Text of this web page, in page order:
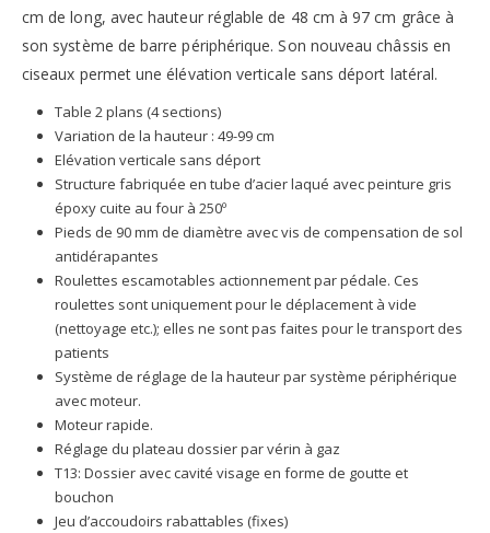
cm de long, avec hauteur réglable de 48 cm à 97 cm grâce à
son système de barre périphérique. Son nouveau châssis en
ciseaux permet une élévation verticale sans déport latéral.
Table 2 plans (4 sections)
Variation de la hauteur : 49-99 cm
Elévation verticale sans déport
Structure fabriquée en tube d’acier laqué avec peinture gris
époxy cuite au four à 250º
Pieds de 90 mm de diamètre avec vis de compensation de sol
antidérapantes
Roulettes escamotables actionnement par pédale. Ces
roulettes sont uniquement pour le déplacement à vide
(nettoyage etc.); elles ne sont pas faites pour le transport des
patients
Système de réglage de la hauteur par système périphérique
avec moteur.
Moteur rapide.
Réglage du plateau dossier par vérin à gaz
T13: Dossier avec cavité visage en forme de goutte et
bouchon
Jeu d’accoudoirs rabattables (fixes)